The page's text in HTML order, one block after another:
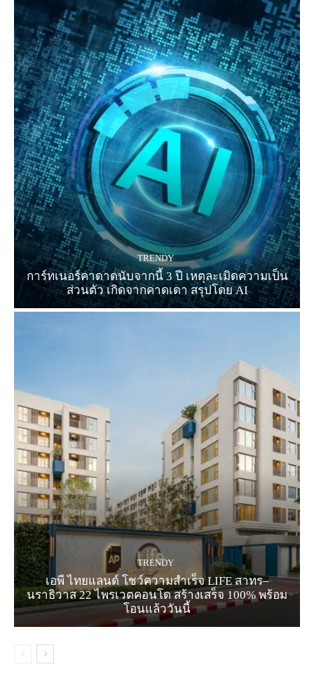
TRENDY
การ์ทเนอร์คาดาดนับจากนี้ 3 ปี เหตุละเมิดความเป็น
ส่วนตัว เกิดจากคาดเดา สรุปโดย AI
TRENDY
เอพี ไทยแลนด์ โชว์ความสำเร็จ LIFE สาทร–
นราธิวาส 22 ไพรเวตคอนโด สร้างเสร็จ 100% พร้อม
โอนแล้ววันนี้